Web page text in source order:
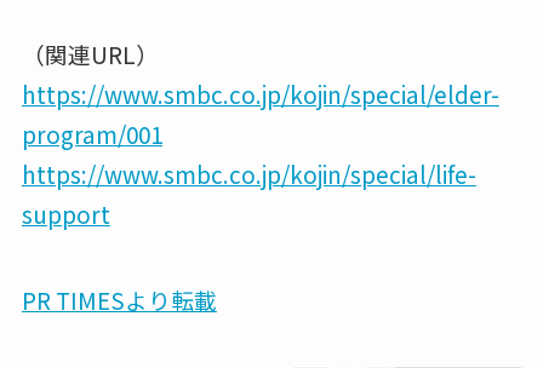
（関連URL）
https://www.smbc.co.jp/kojin/special/elder-
program/001
https://www.smbc.co.jp/kojin/special/life-
support
PR TIMESより転載